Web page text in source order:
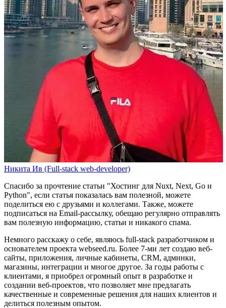
Никита Ив (Full-stack web-developer)
Спасибо за прочтение статьи "Хостинг для Nuxt, Next, Go и
Python", если статья показалась вам полезной, можете
поделиться ею с друзьями и коллегами. Также, можете
подписаться на Email-рассылку, обещаю регулярно отправлять
вам полезную информацию, статьи и никакого спама.
Немного расскажу о себе, являюсь full-stack разработчиком и
основателем проекта webseed.ru. Более 7-ми лет создаю веб-
сайты, приложения, личные кабинеты, CRM, админки,
магазины, интеграции и многое другое. За годы работы с
клиентами, я приобрел огромный опыт в разработке и
создании веб-проектов, что позволяет мне предлагать
качественные и современные решения для наших клиентов и
делиться полезным опытом.